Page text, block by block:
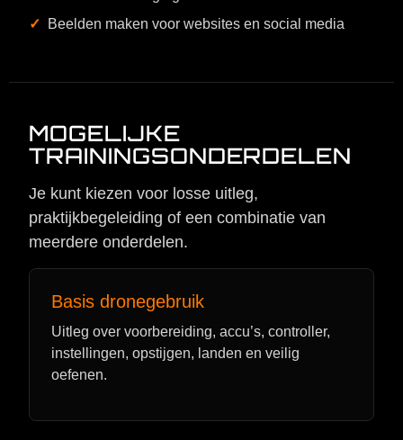
Beelden maken voor websites en social media
MOGELIJKE
TRAININGSONDERDELEN
Je kunt kiezen voor losse uitleg,
praktijkbegeleiding of een combinatie van
meerdere onderdelen.
Basis dronegebruik
Uitleg over voorbereiding, accu’s, controller,
instellingen, opstijgen, landen en veilig
oefenen.